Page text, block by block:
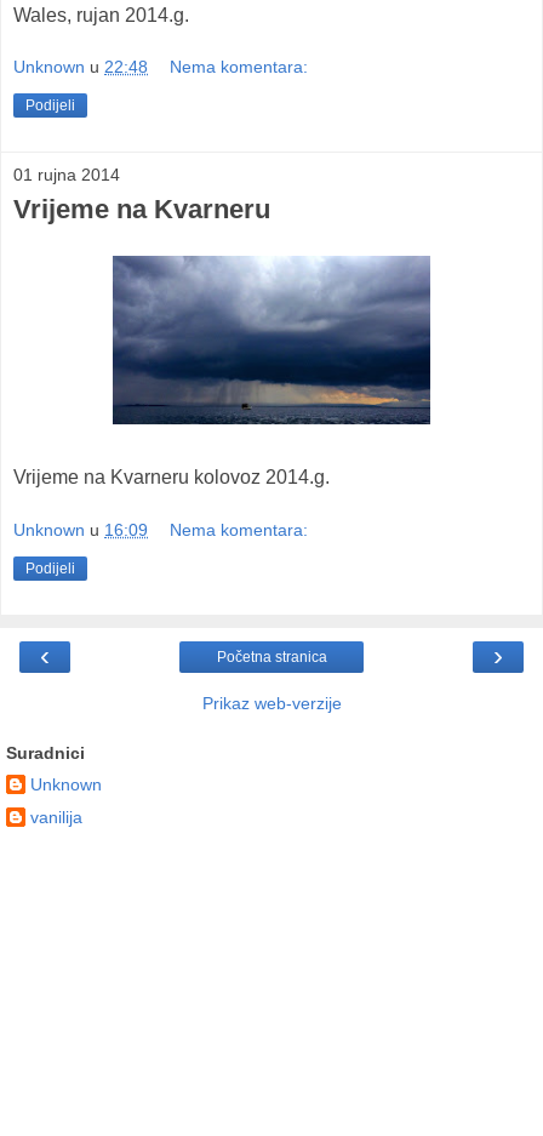
Wales, rujan 2014.g.
Unknown u 22:48 Nema komentara:
Podijeli
01 rujna 2014
Vrijeme na Kvarneru
Vrijeme na Kvarneru kolovoz 2014.g.
Unknown u 16:09 Nema komentara:
Podijeli
‹ ›
Početna stranica
Prikaz web-verzije
Suradnici
Unknown
vanilija